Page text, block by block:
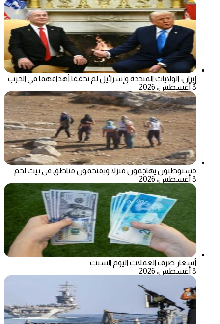
إيران: الولايات المتحدة وإسرائيل لم تحققا أهدافهما في الحرب
8 أغسطس، 2026
مستوطنون يهاجمون منزلا ويقتحمون مناطق في بيت لحم
8 أغسطس، 2026
أسعار صرف العملات اليوم السبت
8 أغسطس، 2026